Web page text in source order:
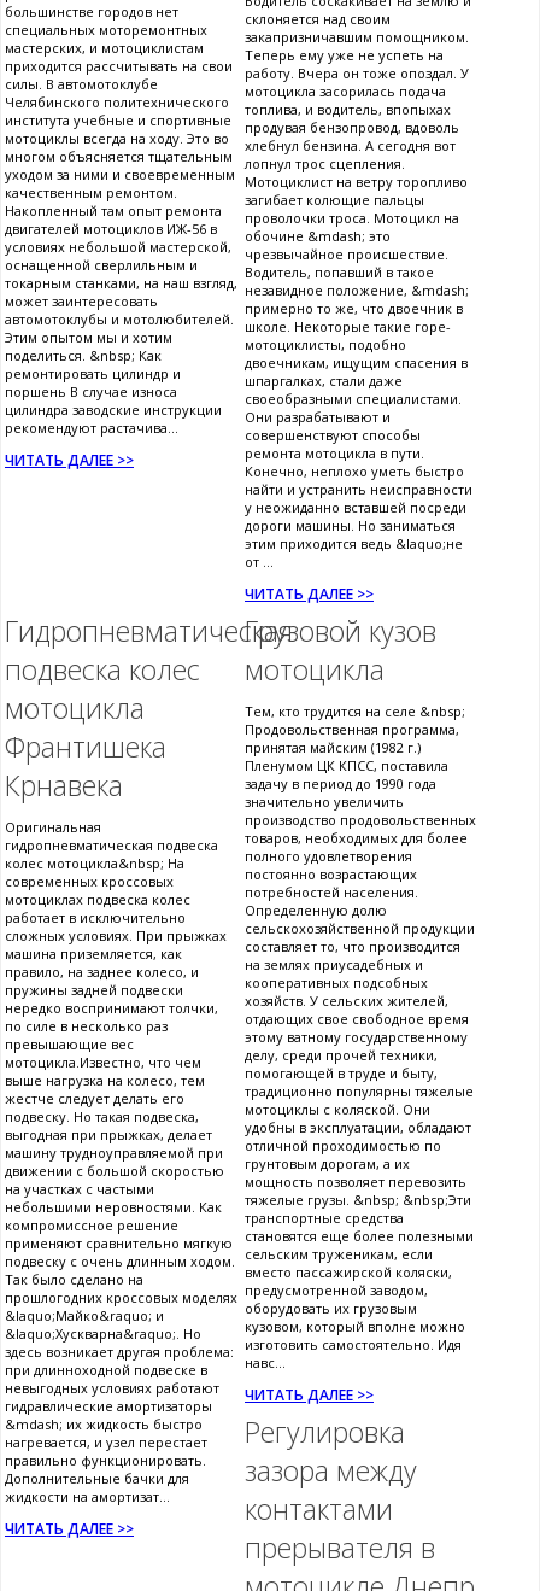
большинстве городов нет
специальных моторемонтных
мастерских, и мотоциклистам
приходится рассчитывать на свои
силы. В автомотоклубе
Челябинского политехнического
института учебные и спортивные
мотоциклы всегда на ходу. Это во
многом объясняется тщательным
уходом за ними и своевременным
качественным ремонтом.
Накопленный там опыт ремонта
двигателей мотоциклов ИЖ-56 в
условиях небольшой мастерской,
оснащенной сверлильным и
токарным станками, на наш взгляд,
может заинтересовать
автомотоклубы и мотолюбителей.
Этим опытом мы и хотим
поделиться. &nbsp; Как
ремонтировать цилиндр и
поршень В случае износа
цилиндра заводские инструкции
рекомендуют растачива...
ЧИТАТЬ ДАЛЕЕ >>
склоняется над своим
закапризничавшим помощником.
Теперь ему уже не успеть на
работу. Вчера он тоже опоздал. У
мотоцикла засорилась подача
топлива, и водитель, впопыхах
продувая бензопровод, вдоволь
хлебнул бензина. А сегодня вот
лопнул трос сцепления.
Мотоциклист на ветру торопливо
загибает колющие пальцы
проволочки троса. Мотоцикл на
обочине &mdash; это
чрезвычайное происшествие.
Водитель, попавший в такое
незавидное положение, &mdash;
примерно то же, что двоечник в
школе. Некоторые такие горе-
мотоциклисты, подобно
двоечникам, ищущим спасения в
шпаргалках, стали даже
своеобразными специалистами.
Они разрабатывают и
совершенствуют способы
ремонта мотоцикла в пути.
Конечно, неплохо уметь быстро
найти и устранить неисправности
у неожиданно вставшей посреди
дороги машины. Но заниматься
этим приходится ведь &laquo;не
от ...
ЧИТАТЬ ДАЛЕЕ >>
Гидропневматическая
подвеска колес
мотоцикла
Франтишека
Крнавека
Оригинальная
гидропневматическая подвеска
колес мотоцикла&nbsp; На
современных кроссовых
мотоциклах подвеска колес
работает в исключительно
сложных условиях. При прыжках
машина приземляется, как
правило, на заднее колесо, и
пружины задней подвески
нередко воспринимают толчки,
по силе в несколько раз
превышающие вес
мотоцикла.Известно, что чем
выше нагрузка на колесо, тем
жестче следует делать его
подвеску. Но такая подвеска,
выгодная при прыжках, делает
машину трудноуправляемой при
движении с большой скоростью
на участках с частыми
небольшими неровностями. Как
компромиссное решение
применяют сравнительно мягкую
подвеску с очень длинным ходом.
Так было сделано на
прошлогодних кроссовых моделях
&laquo;Майко&raquo; и
&laquo;Хускварна&raquo;. Но
здесь возникает другая проблема:
при длинноходной подвеске в
невыгодных условиях работают
гидравлические амортизаторы
&mdash; их жидкость быстро
нагревается, и узел перестает
правильно функционировать.
Дополнительные бачки для
жидкости на амортизат...
ЧИТАТЬ ДАЛЕЕ >>
Грузовой кузов
мотоцикла
Тем, кто трудится на селе &nbsp;
Продовольственная программа,
принятая майским (1982 г.)
Пленумом ЦК КПСС, поставила
задачу в период до 1990 года
значительно увеличить
производство продовольственных
товаров, необходимых для более
полного удовлетворения
постоянно возрастающих
потребностей населения.
Определенную долю
сельскохозяйственной продукции
составляет то, что производится
на землях приусадебных и
кооперативных подсобных
хозяйств. У сельских жителей,
отдающих свое свободное время
этому ватному государственному
делу, среди прочей техники,
помогающей в труде и быту,
традиционно популярны тяжелые
мотоциклы с коляской. Они
удобны в эксплуатации, обладают
отличной проходимостью по
грунтовым дорогам, а их
мощность позволяет перевозить
тяжелые грузы. &nbsp; &nbsp;Эти
транспортные средства
становятся еще более полезными
сельским труженикам, если
вместо пассажирской коляски,
предусмотренной заводом,
оборудовать их грузовым
кузовом, который вполне можно
изготовить самостоятельно. Идя
навс...
ЧИТАТЬ ДАЛЕЕ >>
Регулировка
зазора между
контактами
прерывателя в